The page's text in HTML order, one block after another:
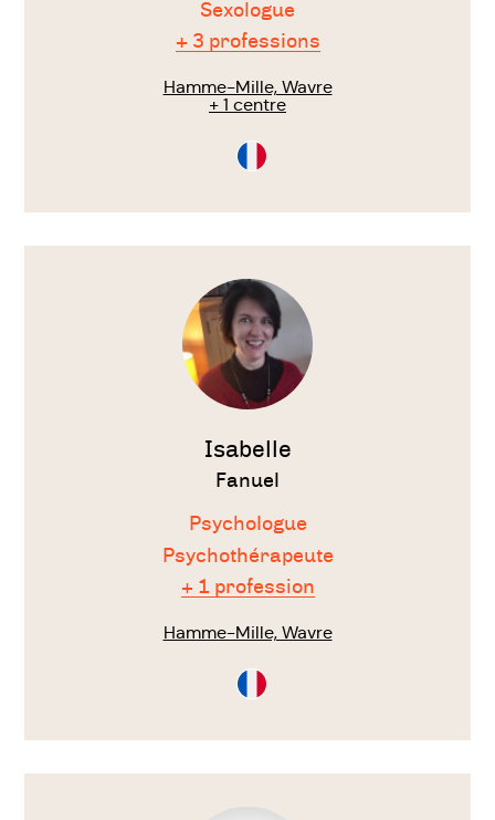
Sexologue
+ 3 professions
Hamme-Mille, Wavre
+ 1 centre
Consultation
en
Voir
Isabelle
Fanuel
Psychologue
Psychothérapeute
+ 1 profession
Hamme-Mille, Wavre
Consultation
en
Voir